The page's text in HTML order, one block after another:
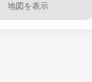
地図を表示